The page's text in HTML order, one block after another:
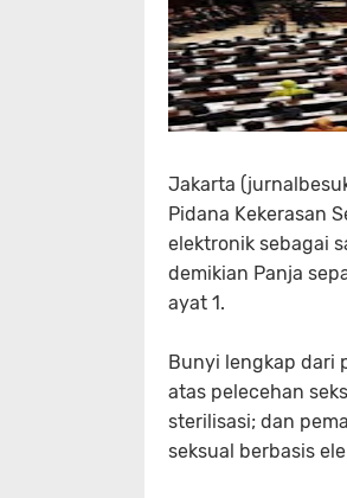
Jakarta
Pidana Kekerasan
elektronik sebagai
demikian Panja
ayat 1.
Bunyi lengkap dari
atas pelecehan
sterilisasi; dan
seksual berbasis